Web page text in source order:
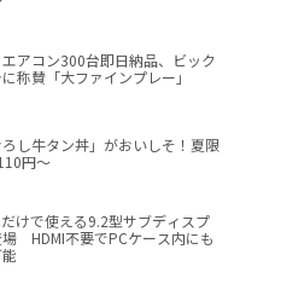
アコン300台即日納品、ビック
称賛「大ファインプレー」
ろし牛タン丼」がおいしそ！夏限
円～
けで使える9.2型サブディスプ
場 HDMI不要でPCケース内にも